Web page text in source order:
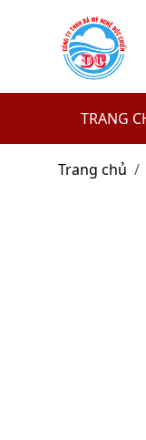
TRANG
Trang chủ